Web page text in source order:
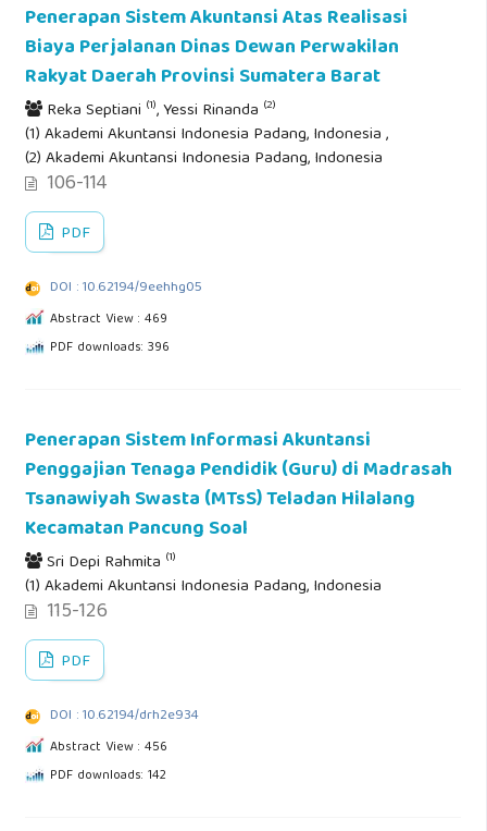
Penerapan Sistem Akuntansi Atas Realisasi
Biaya Perjalanan Dinas Dewan Perwakilan
Rakyat Daerah Provinsi Sumatera Barat
Reka Septiani (1), Yessi Rinanda (2)
(1) Akademi Akuntansi Indonesia Padang, Indonesia ,
(2) Akademi Akuntansi Indonesia Padang, Indonesia
106-114
PDF
DOI : 10.62194/9eehhg05
Abstract View : 469
PDF downloads: 396
Penerapan Sistem Informasi Akuntansi
Penggajian Tenaga Pendidik (Guru) di Madrasah
Tsanawiyah Swasta (MTsS) Teladan Hilalang
Kecamatan Pancung Soal
Sri Depi Rahmita (1)
(1) Akademi Akuntansi Indonesia Padang, Indonesia
115-126
PDF
DOI : 10.62194/drh2e934
Abstract View : 456
PDF downloads: 142